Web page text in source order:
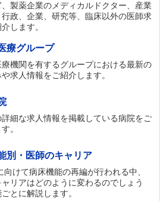
製薬企業のメディカルドクター、産業
行政、企業、研究等、臨床以外の医師求
します。
療グループ
機関を有するグループにおける最新の
求人情報をご紹介します。
細な求人情報を掲載している病院をご
。
別・医師のキャリア
向けて病床機能の再編が行われる中、
ャリアはどのように変わるのでしょう
とに解説します。